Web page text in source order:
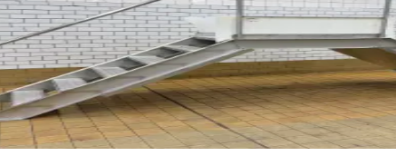
do inspekcji lub do wykorzystania jako
wycenę